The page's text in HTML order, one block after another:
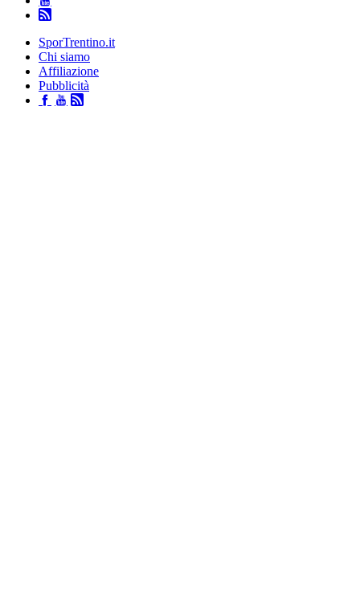
SporTrentino.it
Chi siamo
Affiliazione
Pubblicità